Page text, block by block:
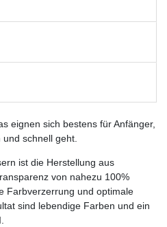
eignen sich bestens für Anfänger,
schnell geht.
ist die Herstellung aus
von nahezu 100%
Farbverzerrung und optimale
sind lebendige Farben und ein